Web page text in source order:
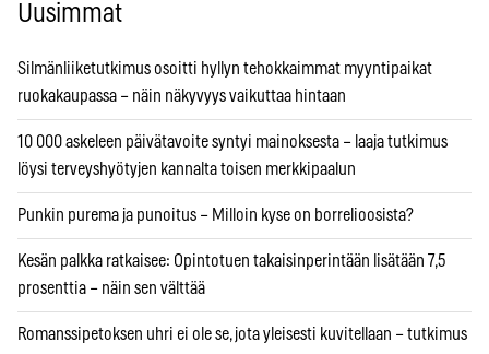
Uusimmat
Silmänliiketutkimus osoitti hyllyn tehokkaimmat myyntipaikat
ruokakaupassa – näin näkyvyys vaikuttaa hintaan
10 000 askeleen päivätavoite syntyi mainoksesta – laaja tutkimus
löysi terveyshyötyjen kannalta toisen merkkipaalun
Punkin purema ja punoitus – Milloin kyse on borrelioosista?
Kesän palkka ratkaisee: Opintotuen takaisinperintään lisätään 7,5
prosenttia – näin sen välttää
Romanssipetoksen uhri ei ole se, jota yleisesti kuvitellaan – tutkimus